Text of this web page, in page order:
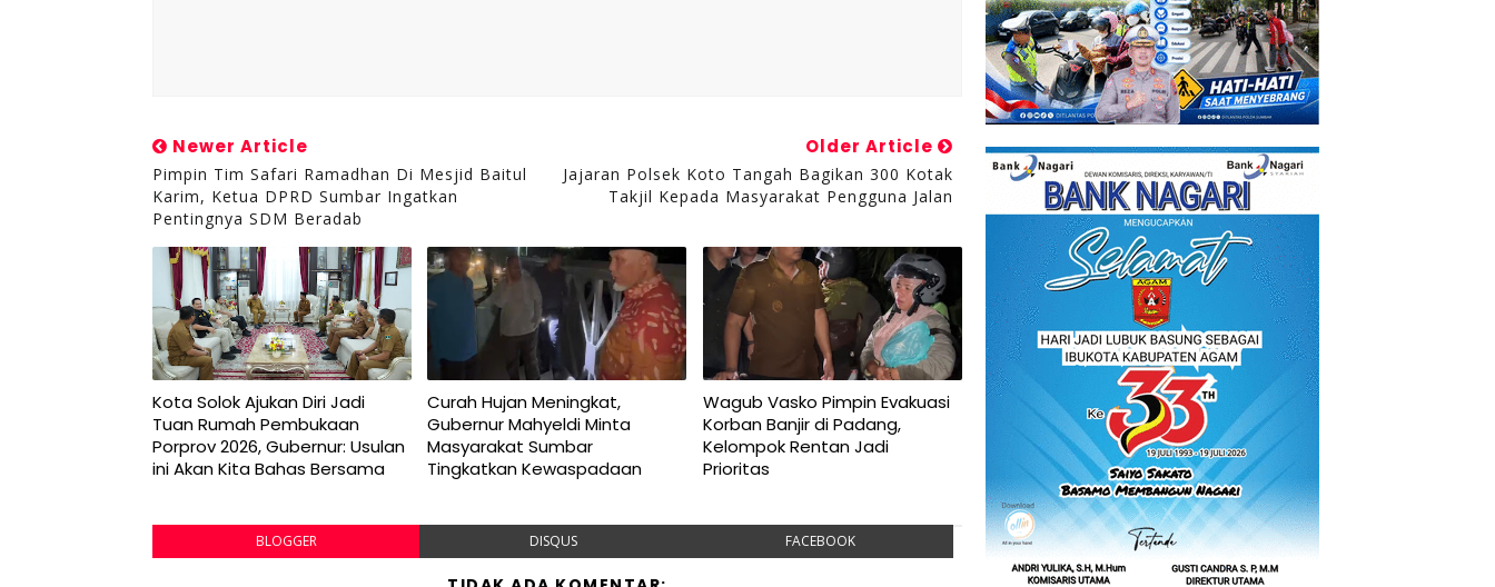
Newer Article
Pimpin Tim Safari Ramadhan Di Mesjid Baitul
Karim, Ketua DPRD Sumbar Ingatkan
Pentingnya SDM Beradab
Older Article
Jajaran Polsek Koto Tangah Bagikan 300 Kotak
Takjil Kepada Masyarakat Pengguna Jalan
Kota Solok Ajukan Diri Jadi
Tuan Rumah Pembukaan
Porprov 2026, Gubernur: Usulan
ini Akan Kita Bahas Bersama
Curah Hujan Meningkat,
Gubernur Mahyeldi Minta
Masyarakat Sumbar
Tingkatkan Kewaspadaan
Wagub Vasko Pimpin Evakuasi
Korban Banjir di Padang,
Kelompok Rentan Jadi
Prioritas
BLOGGER DISQUS FACEBOOK